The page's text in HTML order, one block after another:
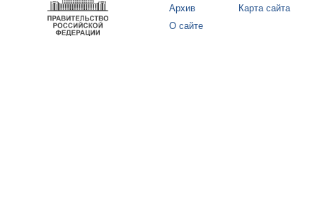
Архив
О сайте
Карта сайта